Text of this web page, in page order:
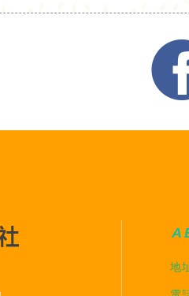
地